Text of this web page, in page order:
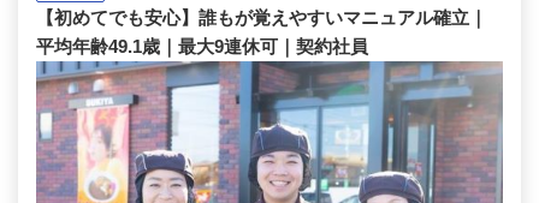
【初めてでも安心】誰もが覚えやすいマニュアル確立｜
平均年齢49.1歳｜最大9連休可｜契約社員